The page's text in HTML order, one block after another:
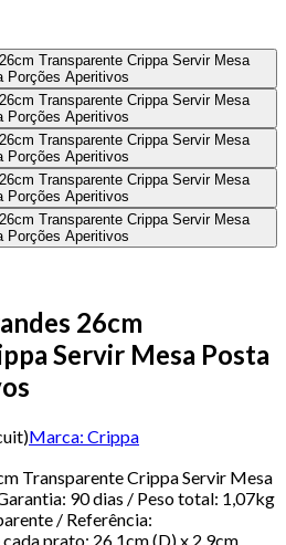
26cm
Servir Mesa Posta
)Marca: Crippa
Transparente Crippa Servir Mesa
90 dias / Peso total: 1,07kg
/ Referência:
prato: 26,1cm (D) x 2,9cm